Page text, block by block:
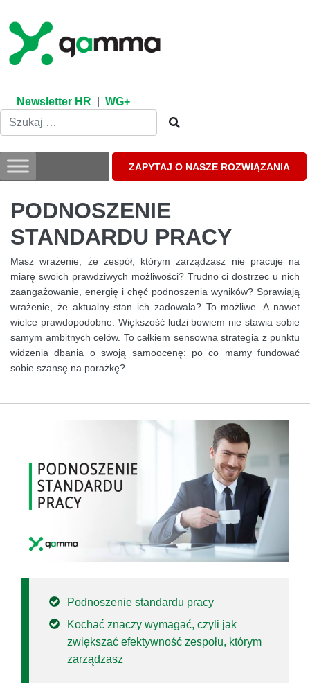
content
Newsletter HR WG+
ZAPYTAJ O NASZE ROZWIĄZANIA
PODNOSZENIE
STANDARDU PRACY
Masz wrażenie, że zespół, którym zarządzasz nie pracuje na
miarę swoich prawdziwych możliwości? Trudno ci dostrzec u nich
zaangażowanie, energię i chęć podnoszenia wyników? Sprawiają
wrażenie, że aktualny stan ich zadowala? To możliwe. A nawet
wielce prawdopodobne. Większość ludzi bowiem nie stawia sobie
samym ambitnych celów. To całkiem sensowna strategia z punktu
widzenia dbania o swoją samoocenę: po co mamy fundować
sobie szansę na porażkę?
Podnoszenie standardu pracy
Kochać znaczy wymagać, czyli jak
zwiększać efektywność zespołu, którym
zarządzasz